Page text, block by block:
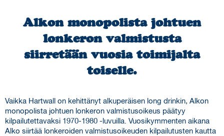
Alkon monopolista johtuen
lonkeron valmistusta
siirretään vuosia toimijalta
toiselle.
Vaikka Hartwall on kehittänyt alkuperäisen long drinkin, Alkon
monopolista johtuen lonkeron valmistusoikeus päätyy
kilpailutettavaksi 1970-1980 -luvuilla. Vuosikymmenten aikana
Alko siirtää lonkeroiden valmistusoikeuden kilpailutusten kautta